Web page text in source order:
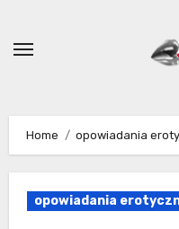
content
Home opowiadania
opowiadania